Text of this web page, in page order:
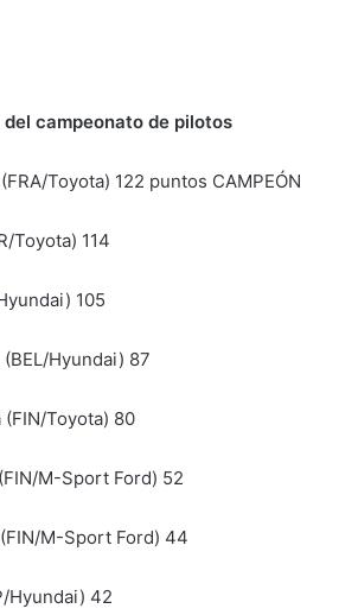
campeonato de pilotos
Toyota) 122 puntos CAMPEÓN
Toyota) 114
105
Hyundai) 87
(FIN/Toyota) 80
M-Sport Ford) 52
M-Sport Ford) 44
Hyundai) 42